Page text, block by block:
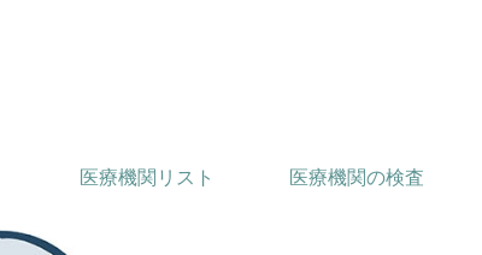
医療機関リスト 医療機関の検査